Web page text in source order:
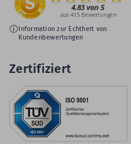
Information zur Echtheit von
Kundenbewertungen
Zertifiziert